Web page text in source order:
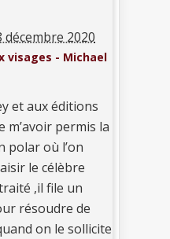
décembre 2020
visages - Michael
et aux éditions
m’avoir permis la
polar où l’on
le célèbre
,il file un
résoudre de
on le sollicite